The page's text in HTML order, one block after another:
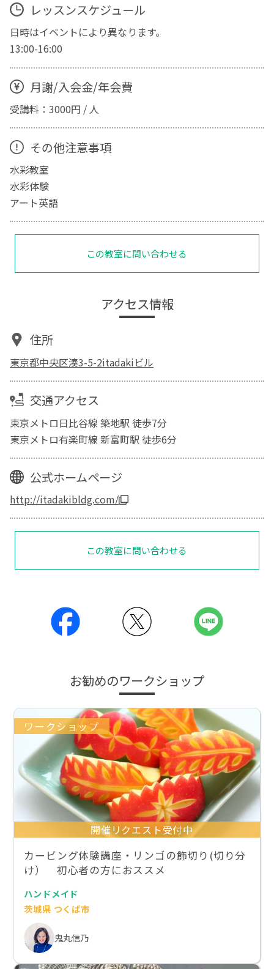
レッスンスケジュール
日時はイベントにより異なります。
13:00-16:00
月謝/入会金/年会費
受講料：3000円 / 人
その他注意事項
水彩教室
水彩体験
アート英語
この教室に問い合わせる
アクセス情報
住所
東京都中央区湊3-5-2itadakiビル
交通アクセス
東京メトロ日比谷線 築地駅 徒歩7分
東京メトロ有楽町線 新富町駅 徒歩6分
公式ホームページ
http://itadakibldg.com/
この教室に問い合わせる
お勧めのワークショップ
ワークショップ
開催リクエスト受付中
カービング体験講座・リンゴの飾切り(切り分
け） 初心者の方におススメ
ハンドメイド
茨城県 つくば市
鬼丸信乃